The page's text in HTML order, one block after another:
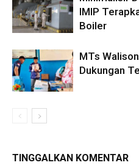
IMIP
Boiler
MTs
Dukungan
TINGGALKAN KOMENTAR